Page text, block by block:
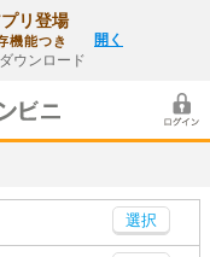
リ登場
機能つき
ウンロード
開く